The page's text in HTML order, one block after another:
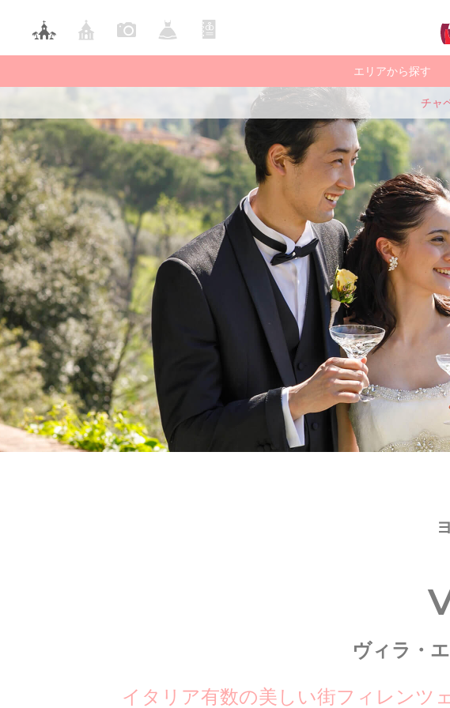
エリアから探す
ハワイ グアム
Newオープン&
リニューアル
人気の
ウェデ
チャ
ヴィラ・
イタリア有数の美しい街フィレンツ